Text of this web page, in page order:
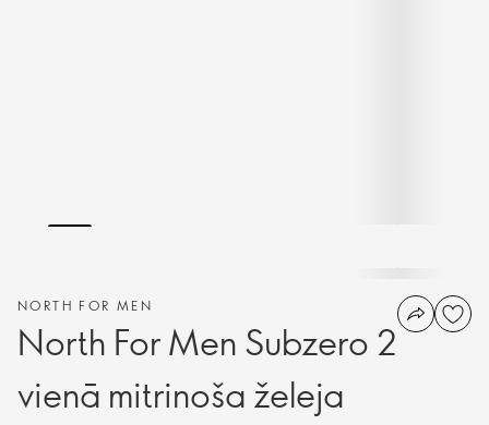
NORTH FOR MEN
North For Men Subzero 2
vienā mitrinoša želeja